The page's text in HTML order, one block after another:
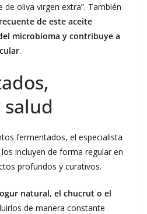
oliva virgen extra”. También
de este aceite
microbioma y contribuye a
.
fermentados, el especialista
incluyen de forma regular en
profundos y curativos.
natural, el chucrut o el
de manera constante